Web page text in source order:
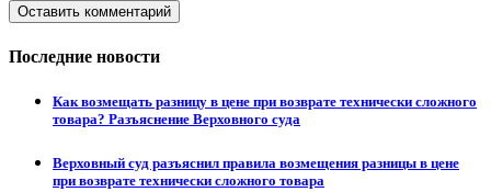
Оставить комментарий
Последние новости
Как возмещать разницу в цене при возврате технически сложного
товара? Разъяснение Верховного суда
Верховный суд разъяснил правила возмещения разницы в цене
при возврате технически сложного товара